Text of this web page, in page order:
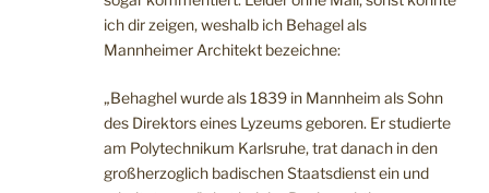
ich dir zeigen, weshalb ich Behagel als
Mannheimer Architekt bezeichne:
„Behaghel wurde als 1839 in Mannheim als Sohn
des Direktors eines Lyzeums geboren. Er studierte
am Polytechnikum Karlsruhe, trat danach in den
großherzoglich badischen Staatsdienst ein und